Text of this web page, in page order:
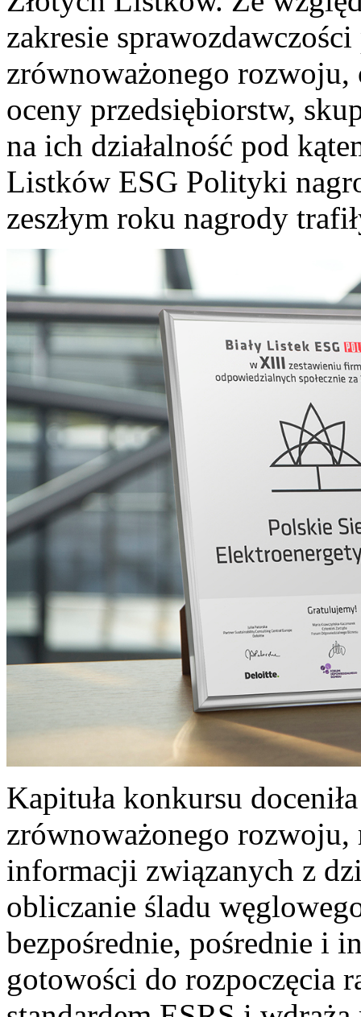
zakresie
zrównoważonego
oceny przedsiębiorstw,
na ich działalność pod
Listków ESG Polityki
zeszłym roku nagrody
Kapituła konkursu
zrównoważonego rozwoju,
informacji związanych z
obliczanie śladu
bezpośrednie, pośrednie i
gotowości do rozpoczęcia